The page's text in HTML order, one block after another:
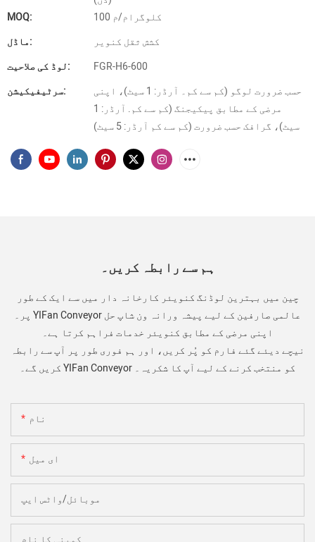
MOQ:
100 کلوگرام/م
ماڈل:
کشش ثقل کنویر
لوڈ کی صلاحیت:
FGR-H6-600
سرٹیفیکیشن:
حسب ضرورت لوگو (کم سے کم۔ آرڈر: 1 سیٹ)، اپنی
مرضی کے مطابق پیکیجنگ (کم سے کم. آرڈر: 1
سیٹ)، گرافک حسب ضرورت (کم سے کم آرڈر: 5 سیٹ)
ہم سے رابطہ کریں۔
چین میں بہترین لوڈنگ کنویئر کارخانہ دار میں سے ایک کے طور
پر۔ YIFan Conveyor عالمی صارفین کے لیے پیشہ ورانہ ون شاپ حل
اپنی مرضی کے مطابق کنویئر خدمات فراہم کرتا ہے۔
نیچے دیئے گئے فارم کو پُر کریں، اور ہم فوری طور پر آپ سے رابطہ
کریں گے۔ YIFan Conveyor کو منتخب کرنے کے لیے آپ کا شکریہ۔
نام
ای میل
موبائل/واٹس ایپ